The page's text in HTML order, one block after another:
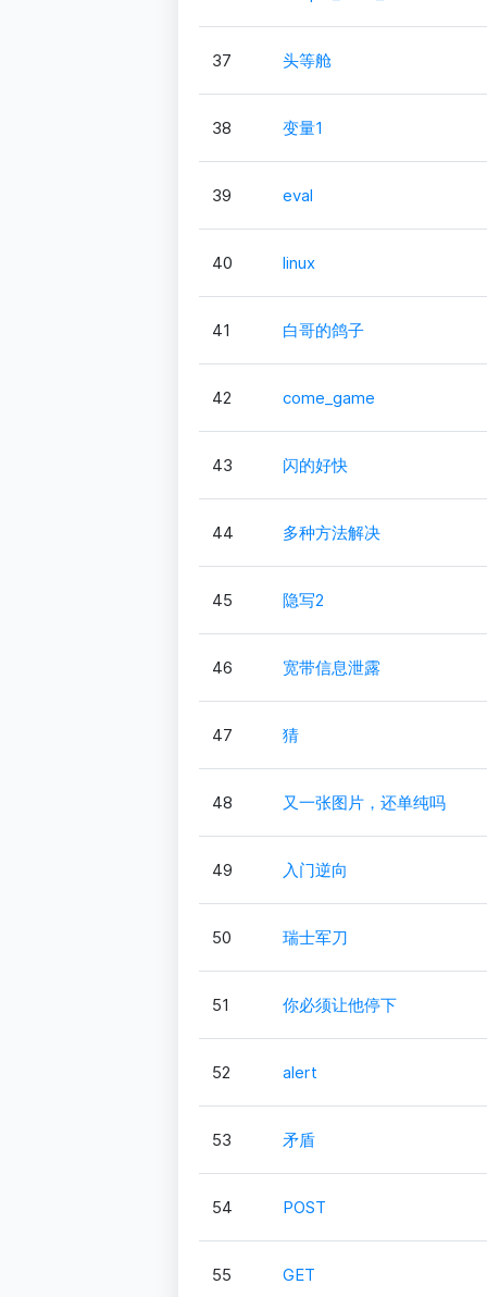
37 头等舱
38 变量1
39 eval
40 linux
41 白哥的鸽子
42 come_game
43 闪的好快
44 多种方法解决
45 隐写2
46 宽带信息泄露
47 猜
48 又一张图片，还单纯吗
49 入门逆向
50 瑞士军刀
51 你必须让他停下
52 alert
53 矛盾
54 POST
55 GET